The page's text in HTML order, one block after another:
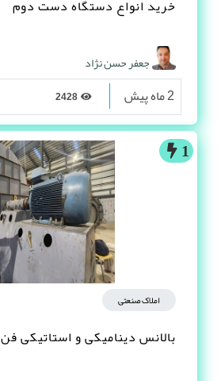
خرید انواع دستگاه دست دوم
جعفر حسن نژاد
2 ماه پیش
1
املاک صنعتی
بالانس دینامیکی و استاتیکی فن